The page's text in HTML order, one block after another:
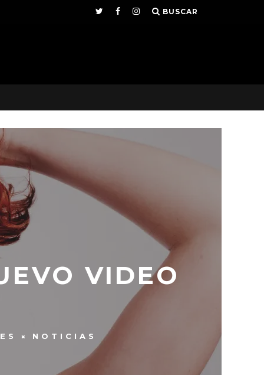
BUSCAR
VIDEO
NOTICIAS